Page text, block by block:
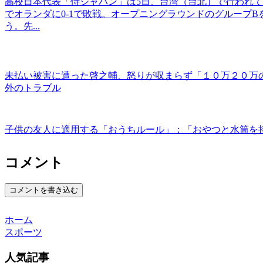
でオランダに0-1で敗戦。オープニングラウンドのグループ
う。先...
未払い被害に遭った啓之輔、怒りが収まらず「１０万２０
外のトラブル
子供の友人に適用する「おうちルール」：「おやつと水筒を
コメント
コメントを書き込む
ホーム
スポーツ
人気記事